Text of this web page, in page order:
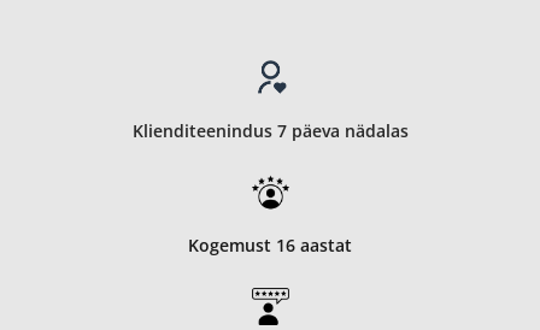
Klienditeenindus 7 päeva nädalas
Kogemust 16 aastat